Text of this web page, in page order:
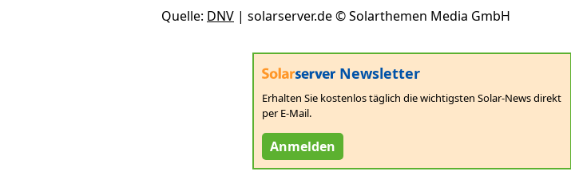
Quelle: DNV | solarserver.de © Solarthemen Media GmbH
Newsletter
Erhalten Sie kostenlos täglich die wichtigsten Solar-News direkt
per E-Mail.
Anmelden